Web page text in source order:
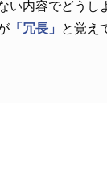
い内容でどうし
「冗長」 と覚え